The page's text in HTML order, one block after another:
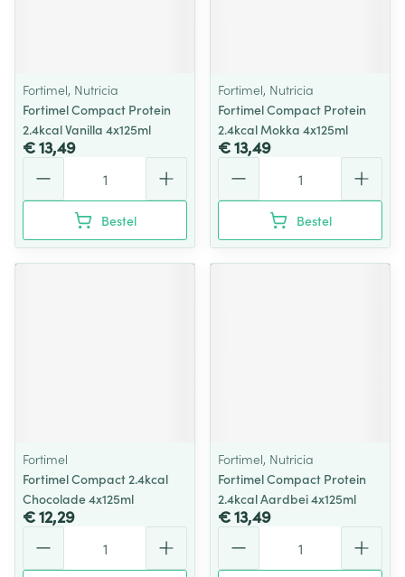
Fortimel, Nutricia
Fortimel Compact Protein
2.4kcal Vanilla 4x125ml
€ 13,49
Bestel
Fortimel, Nutricia
Fortimel Compact Protein
2.4kcal Mokka 4x125ml
€ 13,49
Bestel
Fortimel
Fortimel Compact 2.4kcal
Chocolade 4x125ml
€ 12,29
Fortimel, Nutricia
Fortimel Compact Protein
2.4kcal Aardbei 4x125ml
€ 13,49